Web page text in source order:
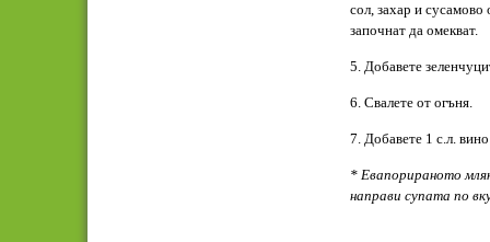
сол, захар и сусамово
започнат да омекват.
5. Добавете
6. Свалете от огъня.
7. Добавете 1 с.л.
* Евапорираното
направи супата по